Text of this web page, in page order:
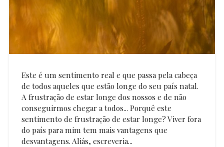
Este é um sentimento real e que passa pela cabeça
de todos aqueles que estão longe do seu país natal.
A frustração de estar longe dos nossos e de não
conseguirmos chegar a todos... Porquê este
sentimento de frustração de estar longe? Viver fora
do país para mim tem mais vantagens que
desvantagens. Aliás, escreveria...